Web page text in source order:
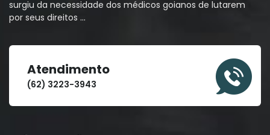
surgiu da necessidade dos médicos goianos de lutarem
por seus direitos …
Atendimento
(62) 3223-3943